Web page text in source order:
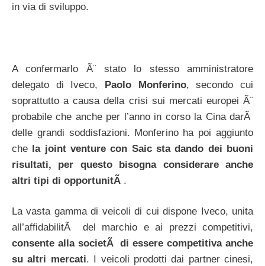
in via di sviluppo.
A confermarlo Ã¨ stato lo stesso amministratore
delegato di Iveco, Paolo Monferino, secondo cui
soprattutto a causa della crisi sui mercati europei Ã¨
probabile che anche per l’anno in corso la Cina darÃ
delle grandi soddisfazioni. Monferino ha poi aggiunto
che la joint venture con Saic sta dando dei buoni
risultati, per questo bisogna considerare anche
altri tipi di opportunitÃ .
La vasta gamma di veicoli di cui dispone Iveco, unita
all’affidabilitÃ del marchio e ai prezzi competitivi,
consente alla societÃ di essere competitiva anche
su altri mercati. I veicoli prodotti dai partner cinesi,